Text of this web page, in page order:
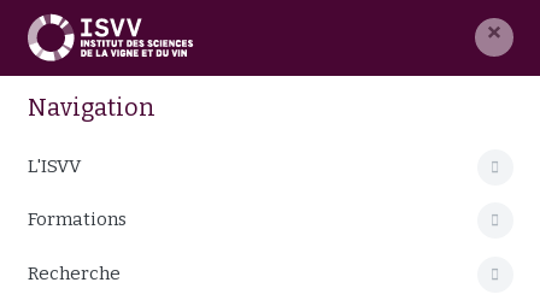
×
Navigation
L'ISVV
Formations
Recherche